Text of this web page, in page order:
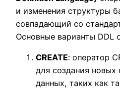
и изменения структуры
совпадающий со
Основные варианты DDL
CREATE: оператор
для создания новых
данных, таких как